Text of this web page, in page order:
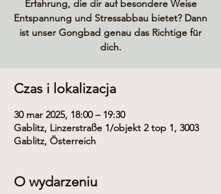
Erfahrung, die dir auf besondere Weise
Entspannung und Stressabbau bietet? Dann
ist unser Gongbad genau das Richtige für
dich.
Czas i lokalizacja
30 mar 2025, 18:00 – 19:30
Gablitz, Linzerstraße 1/objekt 2 top 1, 3003
Gablitz, Österreich
O wydarzeniu